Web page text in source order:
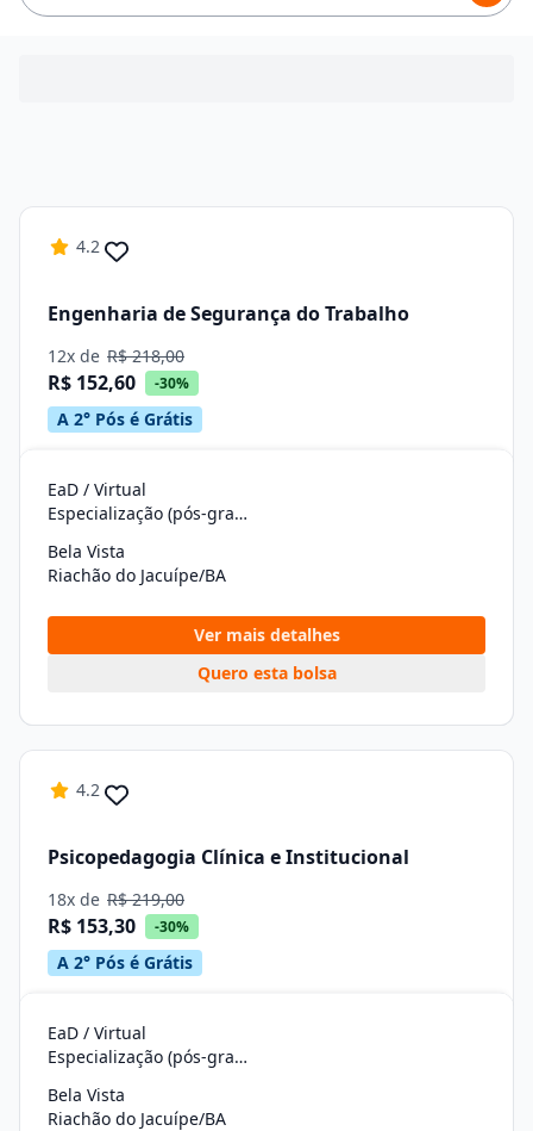
4.2
Engenharia de Segurança do Trabalho
12x de R$ 218,00
R$ 152,60 -30%
A 2° Pós é Grátis
EaD / Virtual
Especialização (pós-graduação)
Bela Vista
Riachão do Jacuípe/BA
Ver mais detalhes
Quero esta bolsa
4.2
Psicopedagogia Clínica e Institucional
18x de R$ 219,00
R$ 153,30 -30%
A 2° Pós é Grátis
EaD / Virtual
Especialização (pós-graduação)
Bela Vista
Riachão do Jacuípe/BA